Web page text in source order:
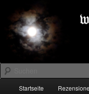
primären
Inhalt
springenDARK-
Suchen
Startseite